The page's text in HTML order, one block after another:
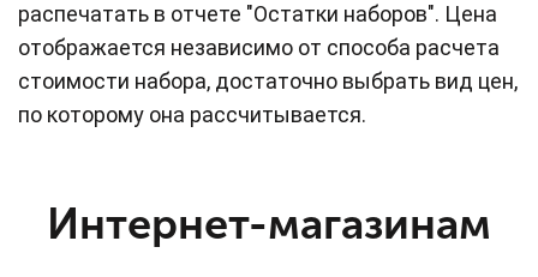
распечатать в отчете "Остатки наборов". Цена
отображается независимо от способа расчета
стоимости набора, достаточно выбрать вид цен,
по которому она рассчитывается.
Интернет-магазинам